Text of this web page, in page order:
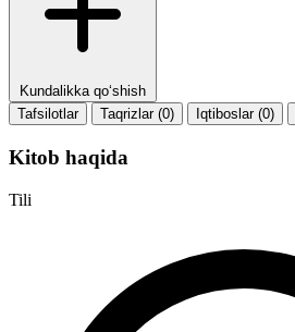
Kundalikka qo‘shish
Tafsilotlar
Taqrizlar (0) Iqtiboslar (0)
Kitob haqida
Tili